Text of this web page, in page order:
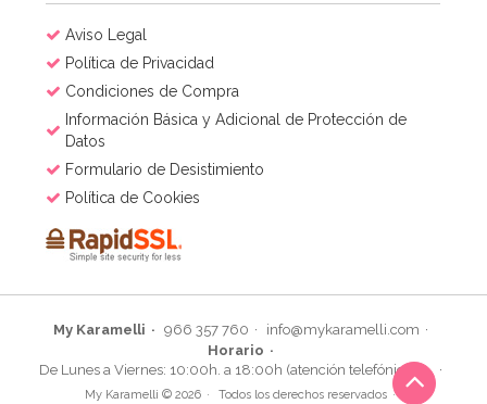
Aviso Legal
Política de Privacidad
Condiciones de Compra
Información Básica y Adicional de Protección de
Datos
Formulario de Desistimiento
Política de Cookies
My Karamelli 966 357 760
info@mykaramelli.com
Horario
De Lunes a Viernes: 10:00h. a 18:00h (atención telefónica)
My Karamelli © 2026 Todos los derechos reservados